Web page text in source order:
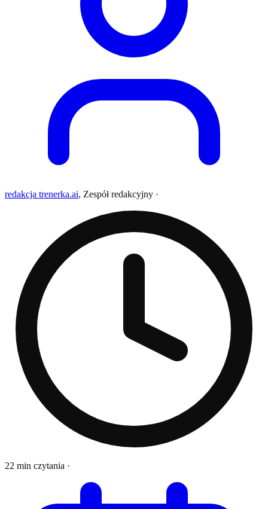
redakcja trenerka.ai, Zespół redakcyjny ·
22 min czytania ·